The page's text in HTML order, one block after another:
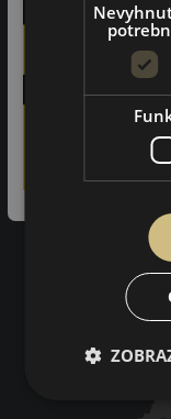
zákazníkov by
Online